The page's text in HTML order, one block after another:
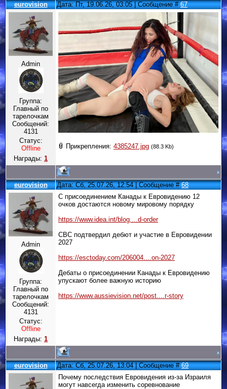
eurovision Дата: Пт, 19.06.26, 03:05 | Сообщение #67
Admin
Группа:
Главный по
тарелочкам
Сообщений:
4131
Статус:
Offline
Награды: 1
Прикрепления: 4385247.jpg (88.3 Kb)
eurovision Дата: Сб, 25.07.26, 12:54 | Сообщение #68
Admin
Группа:
Главный по
тарелочкам
Сообщений:
4131
Статус:
Offline
Награды: 1
С присоединением Канады к Евровидению 12
очков достаются новому мировому порядку
https://www.idea.int/blog....d-order
CBC подтвердил дебют и участие в Евровидении
2027
https://esctoday.com/206004....on-2027
Дебаты о присоединении Канады к Евровидению
упускают более важную историю
https://www.aussievision.net/post....r-story
eurovision Дата: Сб, 25.07.26, 13:04 | Сообщение #69
Почему последствия Евровидения из-за Израиля
могут навсегда изменить соревнование